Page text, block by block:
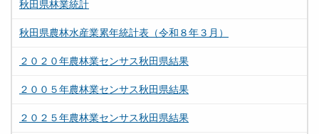
秋田県林業統計
秋田県農林水産業累年統計表（令和８年３月）
２０２０年農林業センサス秋田県結果
２００５年農林業センサス秋田県結果
２０２５年農林業センサス秋田県結果